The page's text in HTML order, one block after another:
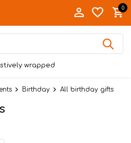
0
wrapped
Birthday All birthday gifts